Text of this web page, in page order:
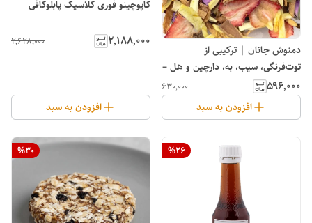
دمنوش جانان | ترکیبی از
توت‌فرنگی، سیب، به، دارچین و هل –
آرامش‌بخش و سرشار از آنتی‌اکسیدان
۵۹۶٬۰۰۰ ۶۳۰٬۰۰۰
افزودن به سبد
کاپوچینو فوری کلاسیک پابلوکافی
۲٬۱۸۸٬۰۰۰ ۲٬۶۲۸٬۰۰۰
افزودن به سبد
%26
%30